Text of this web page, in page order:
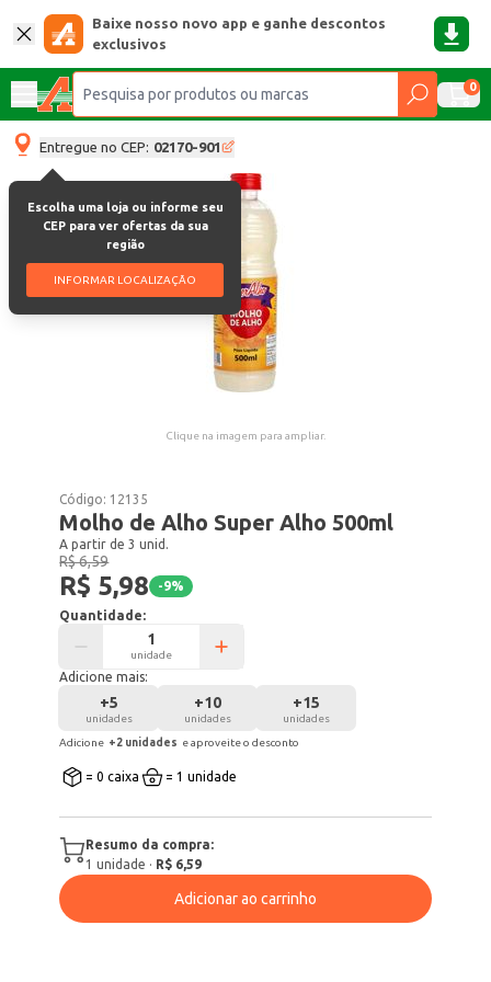
Baixe nosso novo app e ganhe descontos
exclusivos
0
Entregue no CEP: 02170-901
Escolha uma loja ou informe seu
CEP para ver ofertas da sua
região
INFORMAR LOCALIZAÇÃO
Clique na imagem para ampliar.
Código: 12135
Molho de Alho Super Alho 500ml
A partir de 3 unid.
R$ 6,59
R$ 5,98 -9%
Quantidade:
unidade
Adicione mais:
+5
unidades
+10
unidades
+15
unidades
Adicione +2 unidades e aproveite o desconto
= 0 caixa = 1 unidade
Resumo da compra:
1 unidade · R$ 6,59
Adicionar ao carrinho